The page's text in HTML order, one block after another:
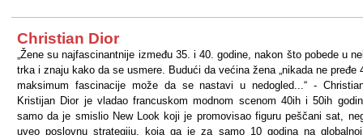
Christian Dior
„Žene su najfascinantnije između 35. i 40. godine, nakon što pobede u
trka i znaju kako da se usmere. Budući da većina žena „nikada ne pređe
maksimum fascinacije može da se nastavi u nedogled...“ -
Kristijan Dior je vladao francuskom modnom scenom 40ih i 50ih
samo da je smislio New Look koji je promovisao figuru peščani sat,
uveo poslovnu strategiju, koja ga je za samo 10 godina na